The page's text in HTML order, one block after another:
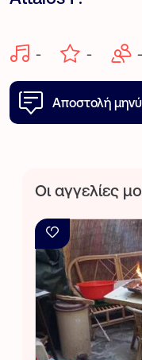
Οι αγγελίες
- - -
Αποστολή